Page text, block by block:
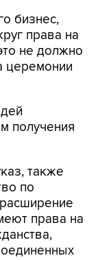
бизнес,
права на
не должно
церемонии
получения
также
по
права на